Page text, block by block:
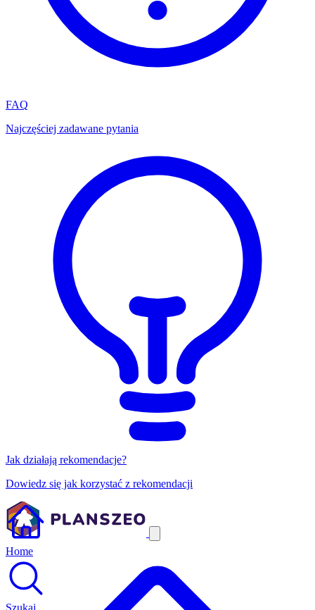
FAQ
Najczęściej zadawane pytania
Jak działają rekomendacje?
Dowiedz się jak korzystać z rekomendacji
Home
Szukaj